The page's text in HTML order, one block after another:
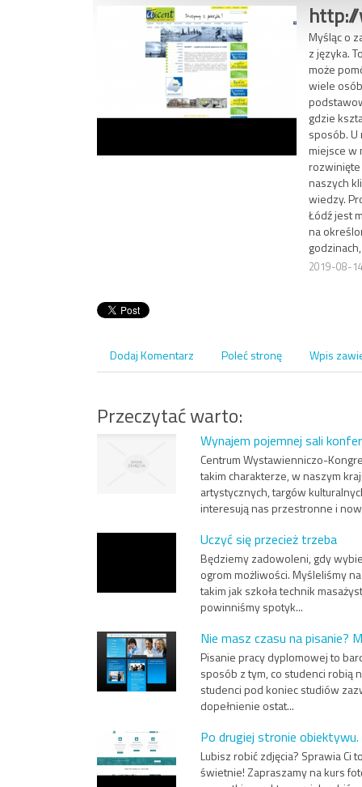
Myśląc o
z języka.
może
wiele
gdzie
sposób.
miejsce w
rozwinięte
naszych
wiedzy.
Łódź jest
na
2019-08-
Dodaj Komentarz Poleć stronę Wpis
Przeczytać warto:
Wynajem pojemnej sali
Centrum Wystawienniczo-
takim charakterze, w naszym
artystycznych, targów
interesują nas przestronne i
Uczyć się przecież trzeba
Będziemy zadowoleni, gdy
ogrom możliwości. Myśleliśmy
takim jak szkoła technik
powinniśmy spotyk...
Nie masz czasu na pisanie?
Pisanie pracy dyplomowej to
sposób z tym, co studenci robią
studenci pod koniec studiów
dopełnienie ostat...
Po drugiej stronie obiektywu.
Lubisz robić zdjęcia? Sprawia Ci
świetnie! Zapraszamy na kurs